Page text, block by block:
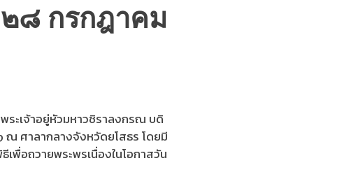
๘ กรกฎาคม
ระเจ้าอยู่หัวมหาวชิราลงกรณ บดิ
ณ ศาลากลางจังหวัดยโสธร โดยมี
พื่อถวายพระพรเนื่องในโอกาสวัน